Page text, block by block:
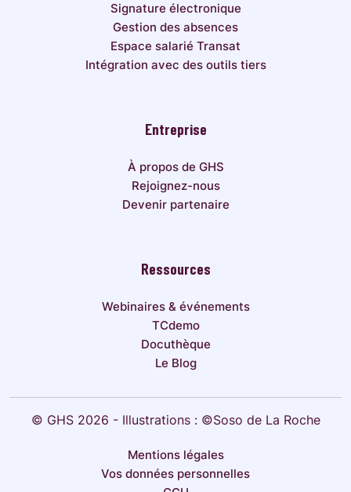
Signature électronique
Gestion des absences
Espace salarié Transat
Intégration avec des outils tiers
Entreprise
À propos de GHS
Rejoignez-nous
Devenir partenaire
Ressources
Webinaires & événements
TCdemo
Docuthèque
Le Blog
© GHS 2026 - Illustrations : ©Soso de La Roche
Mentions légales
Vos données personnelles